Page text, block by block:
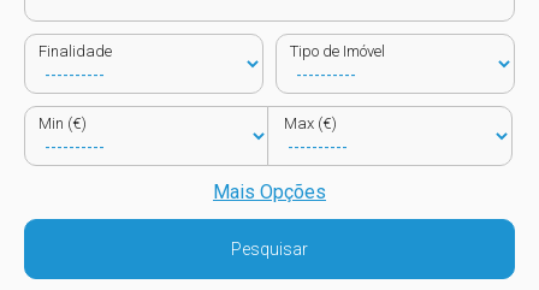
Finalidade Tipo de Imóvel
Min (€) Max (€)
Mais Opções
Pesquisar